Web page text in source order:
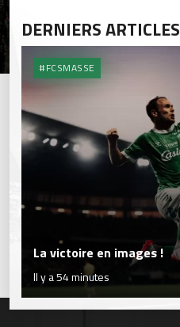
DERNIERS ARTICLES
#FCSMASSE
La victoire en images !
Il y a 54 minutes